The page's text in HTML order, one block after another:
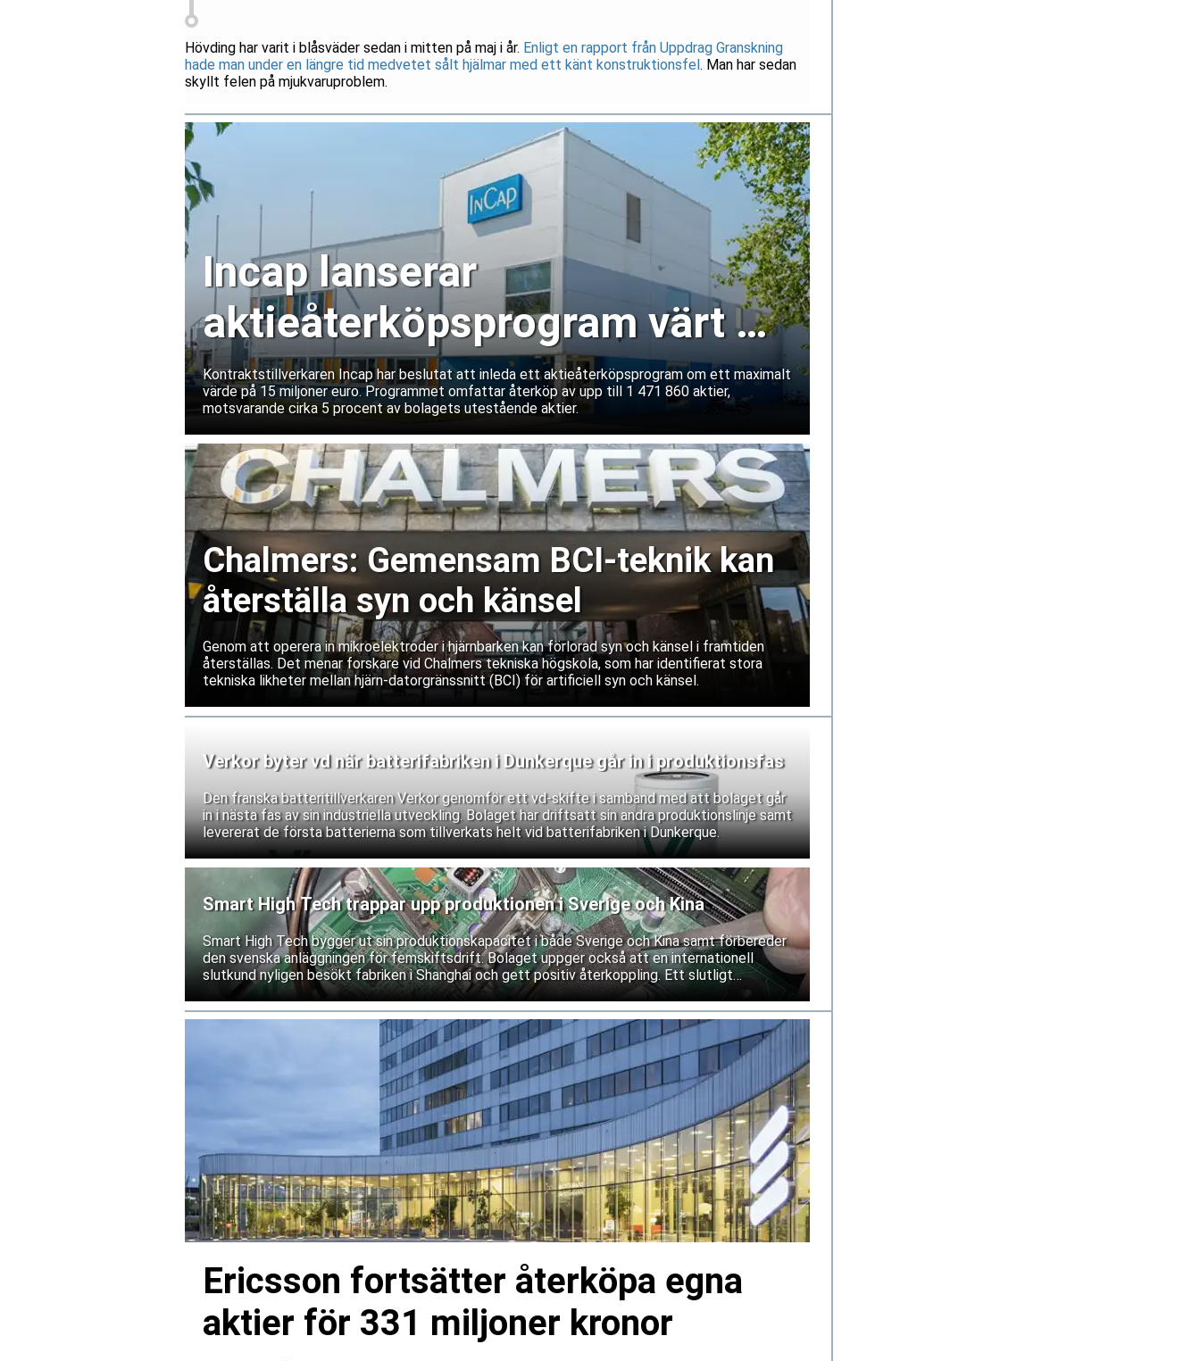
Hövding har varit i blåsväder sedan i mitten på maj i år. Enligt en rapport från Uppdrag Granskning
hade man under en längre tid medvetet sålt hjälmar med ett känt konstruktionsfel . Man har sedan
skyllt felen på mjukvaruproblem.
Incap lanserar
aktieåterköpsprogram värt 15
miljoner euro
Kontraktstillverkaren Incap har beslutat att inleda ett aktieåterköpsprogram om ett maximalt
värde på 15 miljoner euro. Programmet omfattar återköp av upp till 1 471 860 aktier,
motsvarande cirka 5 procent av bolagets utestående aktier.
Chalmers: Gemensam BCI-teknik kan
återställa syn och känsel
Genom att operera in mikroelektroder i hjärnbarken kan förlorad syn och känsel i framtiden
återställas. Det menar forskare vid Chalmers tekniska högskola, som har identifierat stora
tekniska likheter mellan hjärn-datorgränssnitt (BCI) för artificiell syn och känsel.
Verkor byter vd när batterifabriken i Dunkerque går in i produktionsfas
Den franska batteritillverkaren Verkor genomför ett vd-skifte i samband med att bolaget går
in i nästa fas av sin industriella utveckling. Bolaget har driftsatt sin andra produktionslinje samt
levererat de första batterierna som tillverkats helt vid batterifabriken i Dunkerque.
Smart High Tech trappar upp produktionen i Sverige och Kina
Smart High Tech bygger ut sin produktionskapacitet i både Sverige och Kina samt förbereder
den svenska anläggningen för femskiftsdrift. Bolaget uppger också att en internationell
slutkund nyligen besökt fabriken i Shanghai och gett positiv återkoppling. Ett slutligt
leverantörsgodkännande inväntas dock fortfarande.
Ericsson fortsätter återköpa egna
aktier för 331 miljoner kronor